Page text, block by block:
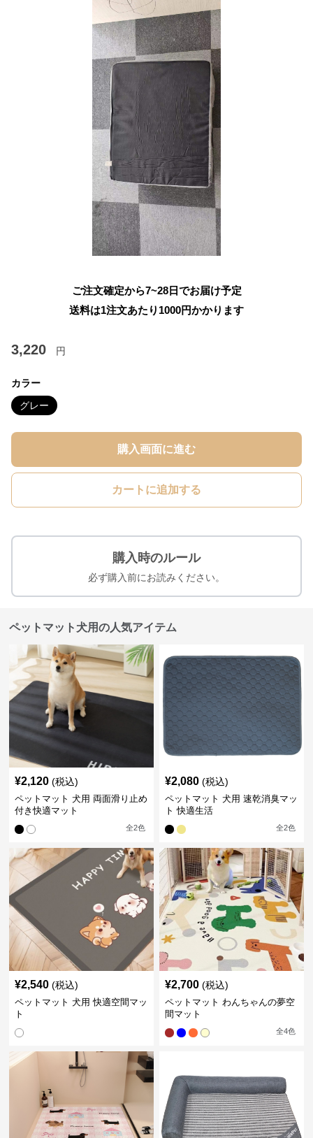
ご注文確定から7~28日でお届け予定
送料は1注文あたり 1000円かかります
3,220 円
カラー
グレー
購入画面に進む
カートに追加する
購入時のルール
必ず購入前にお読みください。
ペットマット犬用の人気アイテム
¥2,120 (税込)
ペットマット 犬用 両面滑り止め
付き快適マット
全2色
¥2,080 (税込)
ペットマット 犬用 速乾消臭マッ
ト 快適生活
全2色
¥2,540 (税込)
ペットマット 犬用 快適空間マッ
ト
¥2,700 (税込)
ペットマット わんちゃんの夢空
間マット
全4色